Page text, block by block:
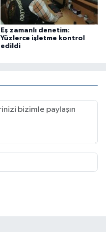
Eş zamanlı denetim:
Yüzlerce işletme kontrol
edildi